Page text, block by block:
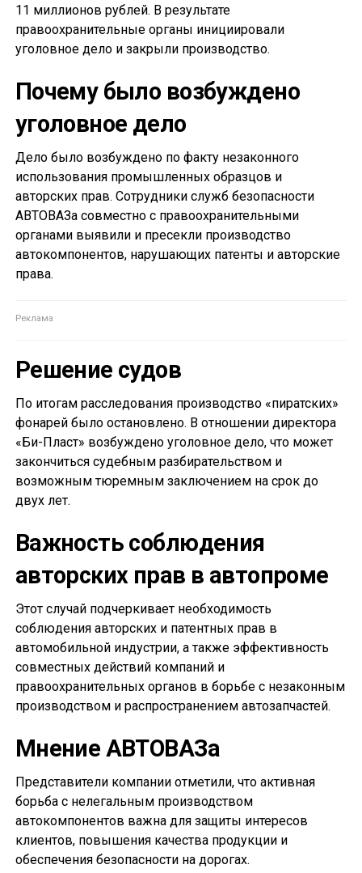
11 миллионов рублей. В результате
правоохранительные органы инициировали
уголовное дело и закрыли производство.
Почему было возбуждено
уголовное дело
Дело было возбуждено по факту незаконного
использования промышленных образцов и
авторских прав. Сотрудники служб безопасности
АВТОВАЗа совместно с правоохранительными
органами выявили и пресекли производство
автокомпонентов, нарушающих патенты и авторские
права.
Решение судов
По итогам расследования производство «пиратских»
фонарей было остановлено. В отношении директора
«Би-Пласт» возбуждено уголовное дело, что может
закончиться судебным разбирательством и
возможным тюремным заключением на срок до
двух лет.
Важность соблюдения
авторских прав в автопроме
Этот случай подчеркивает необходимость
соблюдения авторских и патентных прав в
автомобильной индустрии, а также эффективность
совместных действий компаний и
правоохранительных органов в борьбе с незаконным
производством и распространением автозапчастей.
Мнение АВТОВАЗа
Представители компании отметили, что активная
борьба с нелегальным производством
автокомпонентов важна для защиты интересов
клиентов, повышения качества продукции и
обеспечения безопасности на дорогах.